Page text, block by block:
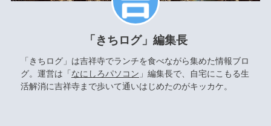
「きちログ」編集長
「きちログ」は吉祥寺でランチを食べながら集めた情報ブロ
グ。運営は「 なにしろパソコン 」編集長で、自宅にこもる生
活解消に吉祥寺まで歩いて通いはじめたのがキッカケ。